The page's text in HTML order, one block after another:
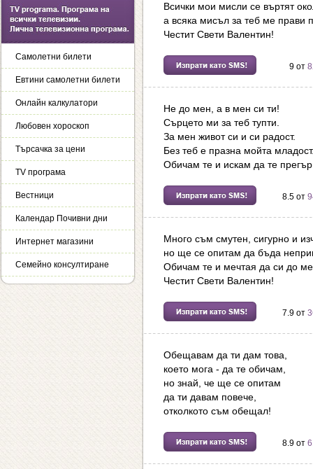
Самолетни билети
Евтини самолетни билети
Онлайн калкулатори
Любовен хороскоп
Търсачка за цени
TV програма
Вестници
Календар Почивни дни
Интернет магазини
Семейно консултиране
Всички мои мисли се въртят
а всяка мисъл за теб ме прави
Честит Свети Валентин!
9 от
Не до мен, а в мен си ти!
Сърцето ми за теб тупти.
За мен живот си и си радост.
Без теб е празна мойта
Обичам те и искам да те
8.5 от
Много съм смутен, сигурно и
но ще се опитам да бъда
Обичам те и мечтая да си до
Честит Свети Валентин!
7.9 от
Обещавам да ти дам това,
което мога - да те обичам,
но знай, че ще се опитам
да ти давам повече,
отколкото съм обещал!
8.9 от